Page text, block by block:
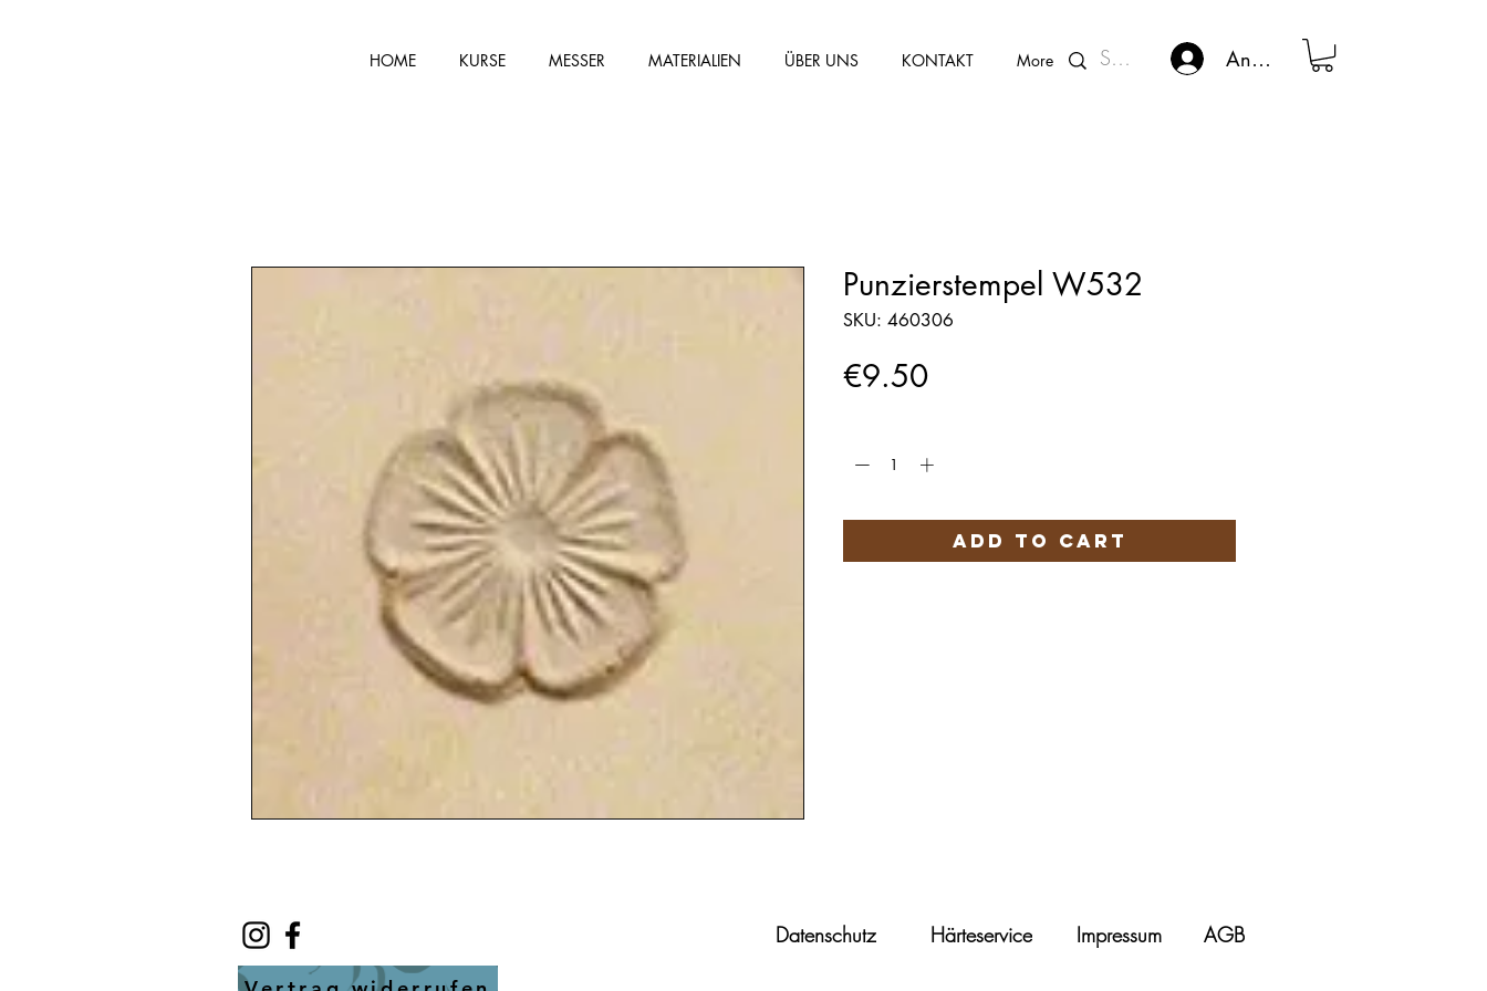
HOME KURSE MESSER MATERIALIEN ÜBER UNS KONTAKT More Kunden - Login
Anmelden
Punzierstempel W532
SKU: 460306
€9.50Price
Add to Cart
Datenschutz Härteservice Impressum AGB